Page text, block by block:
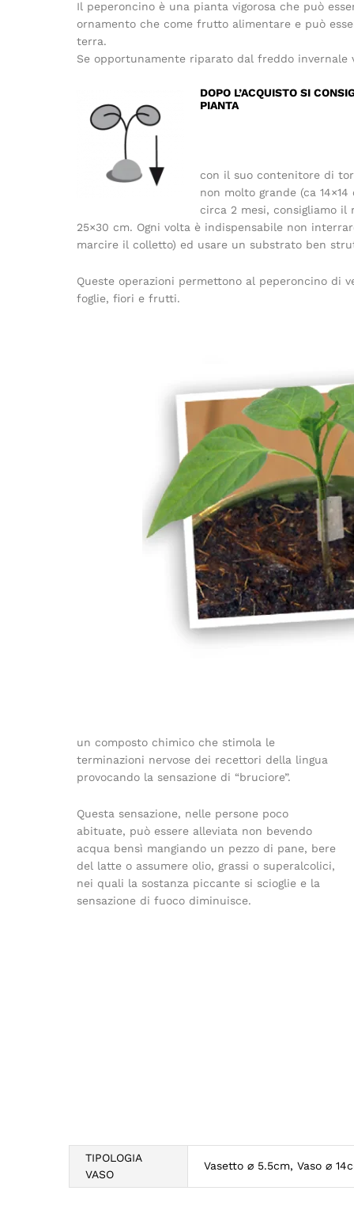
Il peperoncino è una pianta vigorosa che può
ornamento che come frutto alimentare e può
terra.
Se opportunamente riparato dal freddo invernale
DOPO L’ACQUISTO SI
PIANTA
con il suo contenitore di
non molto grande (ca
circa 2 mesi, consigliamo
25×30 cm. Ogni volta è indispensabile non
marcire il colletto) ed usare un substrato ben
Queste operazioni permettono al peperoncino di
foglie, fiori e frutti.
un composto chimico che stimola le
terminazioni nervose dei recettori della lingua
provocando la sensazione di “bruciore”.
Questa sensazione, nelle persone poco
abituate, può essere alleviata non bevendo
acqua bensì mangiando un pezzo di pane, bere
del latte o assumere olio, grassi o superalcolici,
nei quali la sostanza piccante si scioglie e la
sensazione di fuoco diminuisce.
TIPOLOGIA
VASO
Vasetto ⌀ 5.5cm, Vaso ⌀